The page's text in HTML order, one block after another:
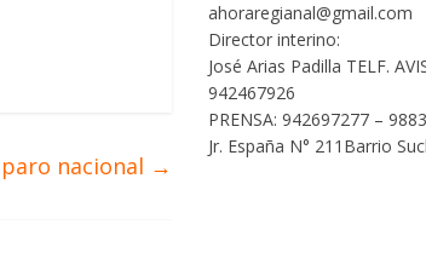
nacional →
ahoraregianal@gmail.com
Director interino:
José Arias Padilla TELF.
942467926
PRENSA: 942697277 –
Jr. España N° 211Barrio